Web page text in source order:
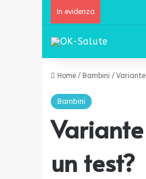
In evidenza
Home / Bambini /
Bambini
un test?